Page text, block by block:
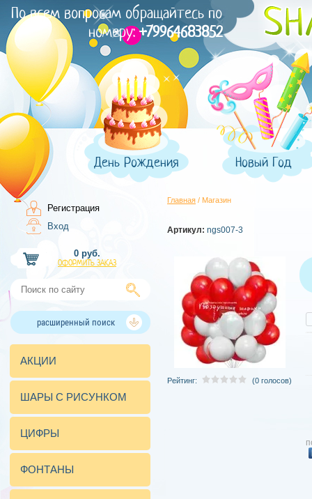
По всем вопросам обращайтесь по
номеру:+79964683852
День Рождения Новый Год
Регистрация
Вход
0 руб.
ОФОРМИТЬ ЗАКАЗ
расширенный поиск
АКЦИИ
ШАРЫ С РИСУНКОМ
ЦИФРЫ
ФОНТАНЫ
Главная / Магазин
Артикул: ngs007-3
Рейтинг: (0 голосов)